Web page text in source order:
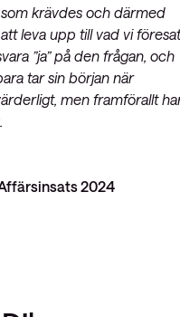
krävdes och därmed
leva upp till vad vi
”ja” på den frågan, och
tar sin början när
men framförallt
2024